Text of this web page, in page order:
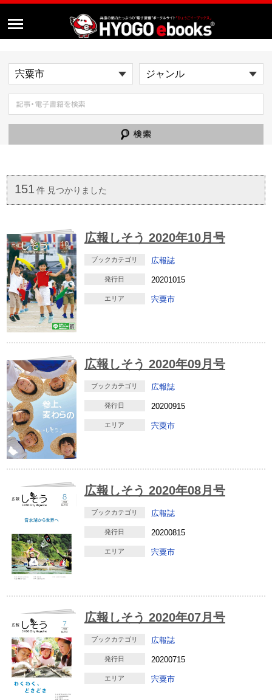
151 件 見つかりました
広報しそう 2020年10月号
ブックカテゴリ 広報誌
発行日 20201015
エリア 宍粟市
広報しそう 2020年09月号
ブックカテゴリ 広報誌
発行日 20200915
エリア 宍粟市
広報しそう 2020年08月号
ブックカテゴリ 広報誌
発行日 20200815
エリア 宍粟市
広報しそう 2020年07月号
ブックカテゴリ 広報誌
発行日 20200715
エリア 宍粟市